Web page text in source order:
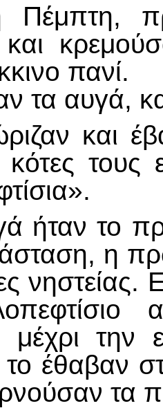
Πέμπτη,
και
πανί.
τα αυγά,
και
κότες
ήταν το
η
νηστείας.
μέχρι
έθαβαν
τα